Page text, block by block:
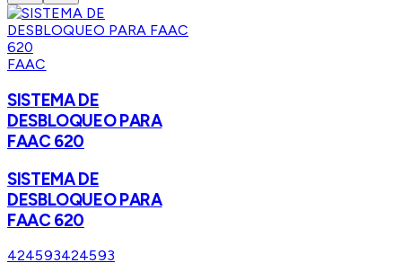
FAAC
SISTEMA DE
DESBLOQUEO PARA
FAAC 620
SISTEMA DE
DESBLOQUEO PARA
FAAC 620
424593424593